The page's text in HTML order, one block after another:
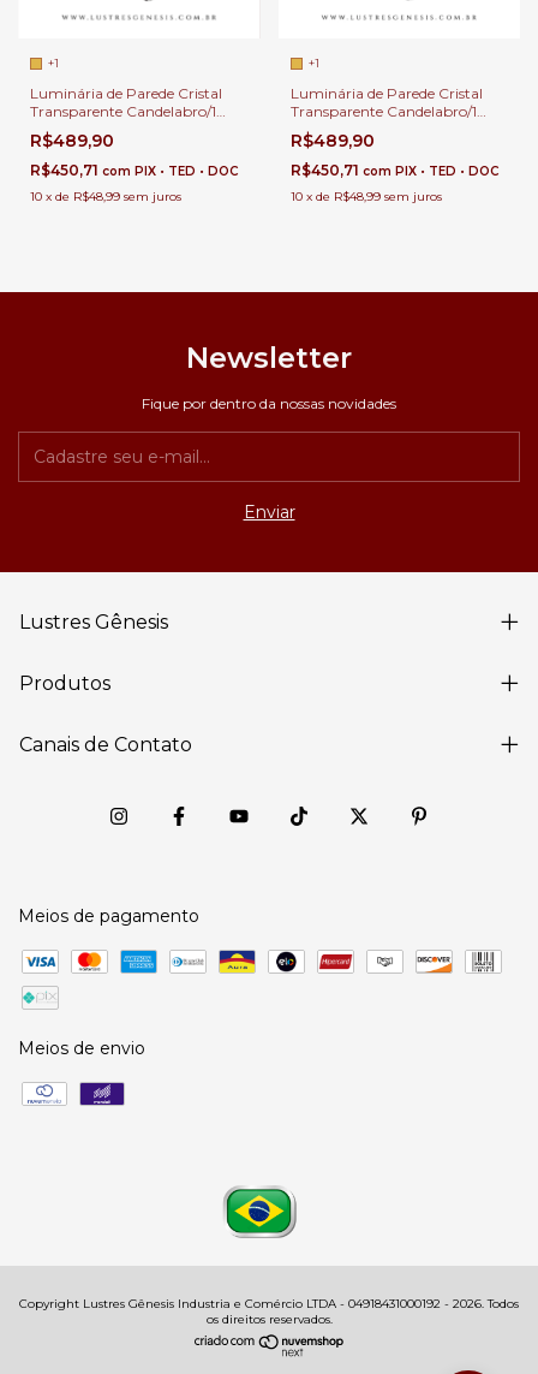
+1
Luminária de Parede Cristal
Transparente Candelabro/1
Cromado para Quarto,
Cabeceira de Cama, Lavabo e
Quarto Infantil - Sindora •
DCB00841
R$489,90
R$450,71 com PIX • TED • DOC
10 x de R$48,99 sem juros
+1
Luminária de Parede Cristal
Transparente Candelabro/1
Dourado para Quarto,
Cabeceira de Cama, Lavabo e
Quarto Infantil
R$489,90
R$450,71 com PIX • TED • DOC
10 x de R$48,99 sem juros
Newsletter
Fique por dentro da nossas novidades
Lustres Gênesis
Produtos
Canais de Contato
Meios de pagamento
Meios de envio
Copyright Lustres Gênesis Industria e Comércio LTDA - 04918431000192 - 2026. Todos
os direitos reservados.